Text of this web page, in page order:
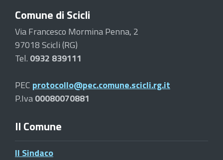
Comune di Scicli
Via Francesco Mormina Penna, 2
97018 Scicli (RG)
Tel. 0932 839111
PEC protocollo@pec.comune.scicli.rg.it
P.Iva00080070881
Il Comune
Il Sindaco